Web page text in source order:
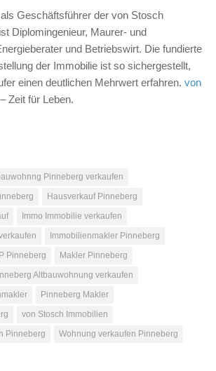
Geschäftsführer der von Stosch
Diplomingenieur, Maurer- und
und Betriebswirt. Die fundierte
der Immobilie ist so sichergestellt,
einen deutlichen Mehrwert erfahren. von
– Zeit für Leben.
Pinneberg verkaufen
Hausverkauf Pinneberg
Immo Immobilie verkaufen
Immobilienmakler Pinneberg
Pinneberg
Makler Pinneberg
Altbauwohnung verkaufen
Pinneberg Makler
von Stosch Immobilien
Pinneberg
Wohnung verkaufen Pinneberg